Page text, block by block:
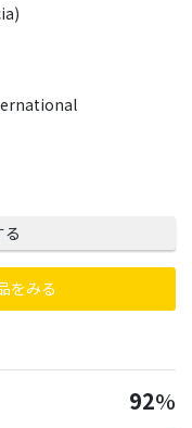
る
をみる
92%